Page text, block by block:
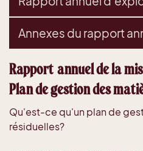
Annexes du rapport
Rapport annuel de la
Plan de gestion des
Qu'est-ce qu'un plan de
résiduelles?